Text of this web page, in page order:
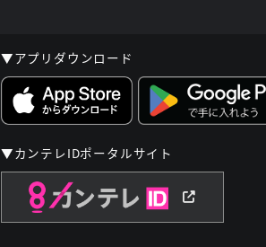
▼アプリダウンロード
▼カンテレIDポータルサイト